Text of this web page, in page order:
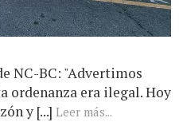
NC-BC: "Advertimos
ordenanza era ilegal. Hoy
y [...] Leer más...